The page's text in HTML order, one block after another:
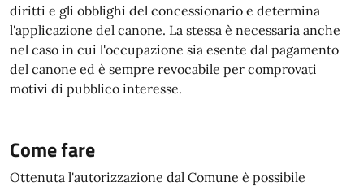
diritti e gli obblighi del concessionario e determina
l'applicazione del canone. La stessa è necessaria anche
nel caso in cui l'occupazione sia esente dal pagamento
del canone ed è sempre revocabile per comprovati
motivi di pubblico interesse.
Come fare
Ottenuta l'autorizzazione dal Comune è possibile